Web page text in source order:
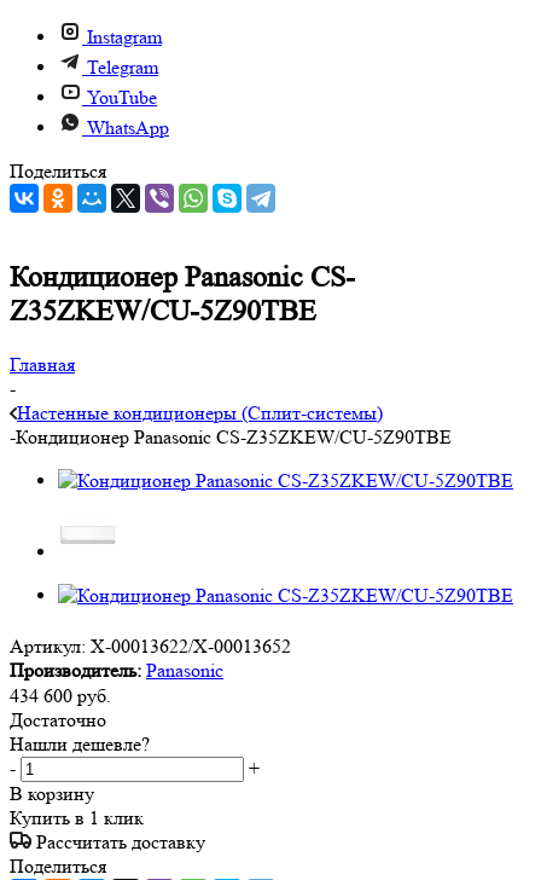
Instagram
Telegram
YouTube
WhatsApp
Поделиться
Кондиционер Panasonic CS-
Z35ZKEW/CU-5Z90TBE
Главная
-
Настенные кондиционеры (Сплит-системы)
-Кондиционер Panasonic CS-Z35ZKEW/CU-5Z90TBE
Артикул: X-00013622/X-00013652
Производитель: Panasonic
434 600 руб.
Достаточно
Нашли дешевле?
-
+
В корзину
Купить в 1 клик
Рассчитать доставку
Поделиться